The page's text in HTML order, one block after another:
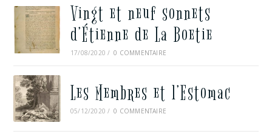
Vingt et neuf sonnets
d’Étienne de La Boetie
17/08/2020 / 0 COMMENTAIRE
Les Membres et l’Estomac
05/12/2020 / 0 COMMENTAIRE